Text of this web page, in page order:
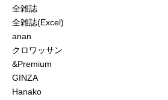
全雑誌
全雑誌(Excel)
anan
クロワッサン
&Premium
GINZA
Hanako